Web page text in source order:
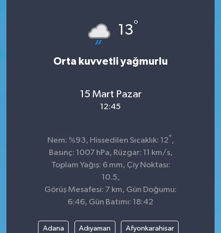
13°
Orta kuvvetli yağmurlu
15 Mart Pazar
12:45
Nem: %93, Hissedilen Sıcaklık: 12° ,
Basınç: 1007 hPa, Rüzgar: 11 km/s,
Toplam Yağış: 6 mm, Çiy Noktası:
10.5,
Görüş Mesafesi: 7 km, Gün Doğumu:
6:46, Gün Batımı: 18:42
Adana Adıyaman Afyonkarahisar